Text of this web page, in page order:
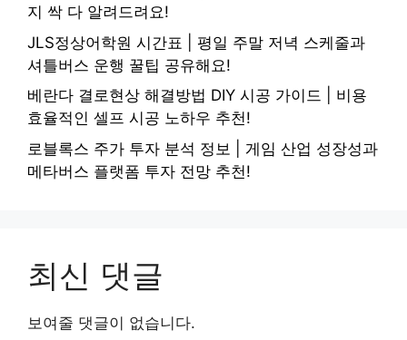
지 싹 다 알려드려요!
JLS정상어학원 시간표 | 평일 주말 저녁 스케줄과
셔틀버스 운행 꿀팁 공유해요!
베란다 결로현상 해결방법 DIY 시공 가이드 | 비용
효율적인 셀프 시공 노하우 추천!
로블록스 주가 투자 분석 정보 | 게임 산업 성장성과
메타버스 플랫폼 투자 전망 추천!
최신 댓글
보여줄 댓글이 없습니다.